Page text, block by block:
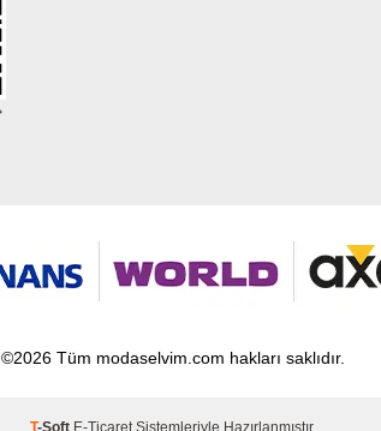
©2026 Tüm modaselvim.com hakları saklıdır.
T-Soft E-Ticaret Sistemleriyle Hazırlanmıştır.